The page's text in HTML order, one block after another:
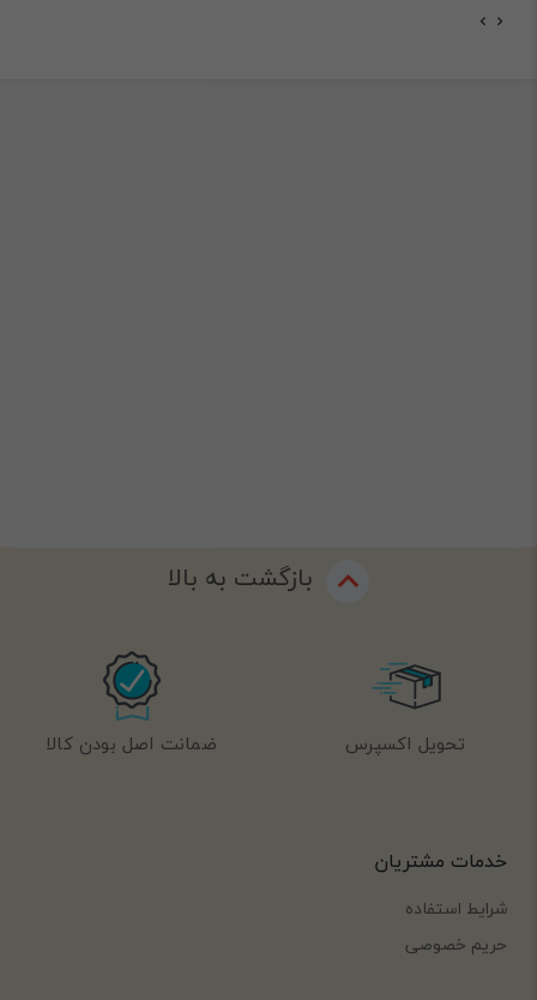
بازگشت به بالا
تحویل اکسپرس ضمانت اصل بودن کالا
خدمات مشتریان
شرایط استفاده
حریم خصوصی